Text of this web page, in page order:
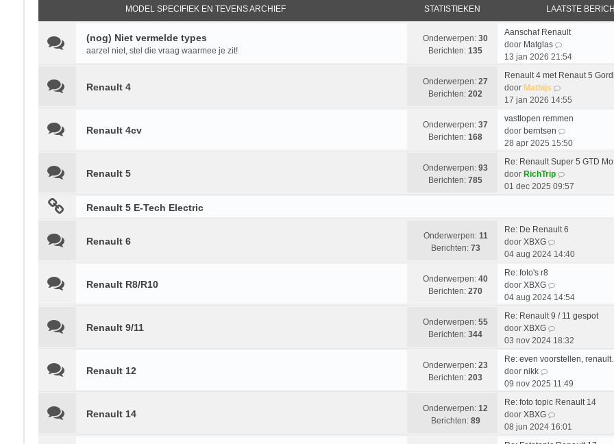
h
e
r
t
i
a
a
t
s
t
b
r
i
c
h
j
l
a
t
t
b
r
i
h
MODEL SPECIFIEK EN TEVENS ARCHIEF STATISTIEKEN LAATSTE
(nog) Niet vermelde types
aarzel niet, stel die vraag waarmee je zit!
Onderwerpen:30
Berichten:135
Aanschaf Renault
door Matglas
e
i
k
l
a
a
s
t
e
r
c
13 jan 2026 21:54
Renault 4 Onderwerpen:27
Berichten:202
Renault 4 met Renaut 5
door Mathijs
e
i
j
k
l
a
a
e
e
c
t
17 jan 2026 14:55
Renault 4cv Onderwerpen:37
Berichten:168
vastlopen remmen
door berntsen
e
i
k
a
s
e
r
c
t
28 apr 2025 15:50
Renault 5 Onderwerpen:93
Berichten:785
Re: Renault Super 5 GTD
door RichTrip
e
k
a
s
e
e
r
c
t
01 dec 2025 09:57
Renault 5 E-Tech Electric
Renault 6 Onderwerpen: 11
Berichten: 73
Re: De Renault 6
door XBXG
e
k
l
a
s
e
b
r
04 aug 2024 14:40
Renault R8/R10 Onderwerpen:40
Berichten:270
Re: foto's r8
door XBXG
e
i
k
l
a
s
e
04 aug 2024 14:54
Renault 9/11 Onderwerpen:55
Berichten:344
Re: Renault 9 / 11 gespot
door XBXG
e
i
k
l
a
03 nov 2024 18:32
Renault 12 Onderwerpen:23
Berichten:203
Re: even voorstellen,
door nikk
e
i
j
k
09 nov 2025 11:49
Renault 14 Onderwerpen:12
Berichten: 89
Re: foto topic Renault 14
door XBXG
e
08 jun 2024 16:01